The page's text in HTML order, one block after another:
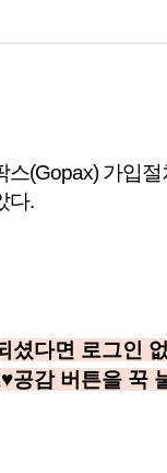
스(Gopax) 가입
다.
되셨다면 로그인
공감 버튼을 꾹